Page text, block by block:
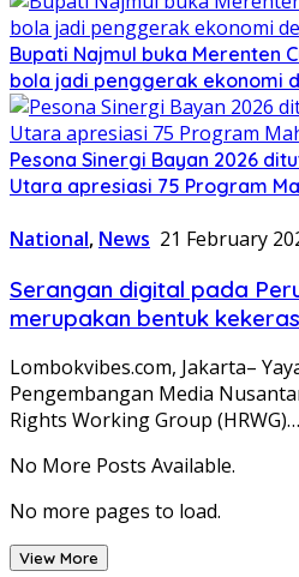
Bupati Najmul buka Merenten
bola jadi penggerak ekonomi
Pesona Sinergi Bayan 2026
Utara apresiasi 75 Program
National, News 21 February
Serangan digital pada
merupakan bentuk
Lombokvibes.com, Jakarta–
Pengembangan Media
Rights Working Group (HRWG)…
No More Posts Available.
No more pages to load.
View More